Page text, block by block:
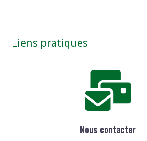
Liens pratiques
Nous contacter